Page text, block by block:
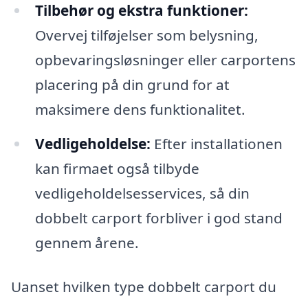
Tilbehør og ekstra funktioner:
Overvej tilføjelser som belysning,
opbevaringsløsninger eller carportens
placering på din grund for at
maksimere dens funktionalitet.
Vedligeholdelse: Efter installationen
kan firmaet også tilbyde
vedligeholdelsesservices, så din
dobbelt carport forbliver i god stand
gennem årene.
Uanset hvilken type dobbelt carport du